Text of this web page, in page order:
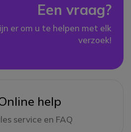
Een vraag?
er om u te helpen met elk
verzoek!
help
service en FAQ